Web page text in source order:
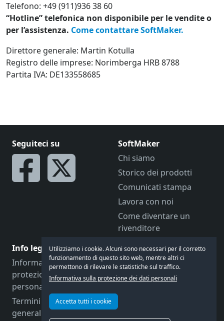
Telefono: +49 (911)936 38 60
“Hotline” telefonica non disponibile per le vendite o
per l’assistenza. Come contattare SoftMaker.
Direttore generale: Martin Kotulla
Registro delle imprese: Norimberga HRB 8788
Partita IVA: DE133558685
Utilizziamo i cookie. Alcuni sono necessari per il corretto
funzionamento di questo sito web, mentre altri ci
permettono di rilevare le statistiche sul traffico.
Informativa sulla protezione dei dati personali
Accetta tutti i cookie
Seguiteci su
SoftMaker
Chi siamo
Storico dei prodotti
Comunicati stampa
Lavora con noi
Come diventare un
rivenditore
Info legali
Informativa sulla
protezione dei dati
personali
Termini e condizioni
generali
Parliamone
Commenti
Forum